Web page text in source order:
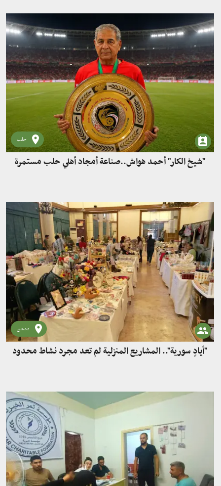
حلب
"شيخ الكار" أحمد هواش..صناعة أمجاد أهلي حلب مستمرة
دمشق
"أيادٍ سورية".. المشاريع المنزلية لم تعد مجرد نشاط محدود